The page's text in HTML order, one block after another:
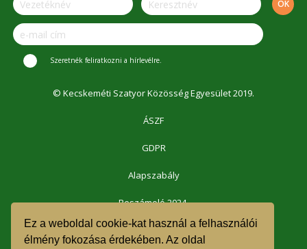
Ez a weboldal cookie-kat használ a felhasználói
élmény fokozása érdekében. Az oldal
Szeretnék feliratkozni a hírlevélre.
© Kecskeméti Szatyor Közösség Egyesület 2019.
ÁSZF
GDPR
Alapszabály
Beszámoló 2024.
Beszámoló 2023.